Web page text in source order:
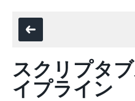
スクリプタ
イプライン